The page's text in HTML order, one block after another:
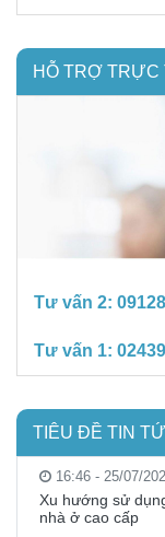
HỖ TRỢ TRỰC
Tư vấn 2:
Tư vấn 1:
TIÊU ĐỀ TIN
16:46 - 25/07/
Xu hướng sử
nhà ở cao cấp